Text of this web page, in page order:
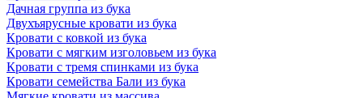
Дачная группа из бука
Двухъярусные кровати из бука
Кровати с ковкой из бука
Кровати с мягким изголовьем из бука
Кровати с тремя спинками из бука
Кровати семейства Бали из бука